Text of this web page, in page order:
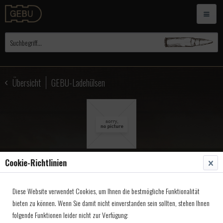
Übersicht GEBU-Ladehülsen
Sport, RK,Kal. 54 x 40,9 x
Artikel-Nr.:3705854
Cookie-Richtlinien
Diese Website verwendet Cookies, um Ihnen die bestmögliche Funktionalität
bieten zu können. Wenn Sie damit nicht einverstanden sein sollten, stehen Ihnen
folgende Funktionen leider nicht zur Verfügung: